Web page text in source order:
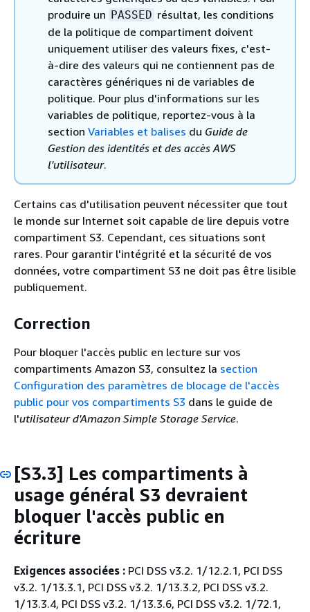
produire un PASSED résultat, les conditions
de la politique de compartiment doivent
uniquement utiliser des valeurs fixes, c'est-
à-dire des valeurs qui ne contiennent pas de
caractères génériques ni de variables de
politique. Pour plus d'informations sur les
variables de politique, reportez-vous à la
section Variables et balises du Guide de
Gestion des identités et des accès AWS
l'utilisateur.
Certains cas d'utilisation peuvent nécessiter que tout
le monde sur Internet soit capable de lire depuis votre
compartiment S3. Cependant, ces situations sont
rares. Pour garantir l'intégrité et la sécurité de vos
données, votre compartiment S3 ne doit pas être lisible
publiquement.
Correction
Pour bloquer l'accès public en lecture sur vos
compartiments Amazon S3, consultez la section
Configuration des paramètres de blocage de l'accès
public pour vos compartiments S3 dans le guide de
l'utilisateur d'Amazon Simple Storage Service.
[S3.3] Les compartiments à
usage général S3 devraient
bloquer l'accès public en
écriture
Exigences associées : PCI DSS v3.2. 1/12.2.1, PCI DSS
v3.2. 1/13.3.1, PCI DSS v3.2. 1/13.3.2, PCI DSS v3.2.
1/13.3.4, PCI DSS v3.2. 1/13.3.6, PCI DSS v3.2. 1/72.1,